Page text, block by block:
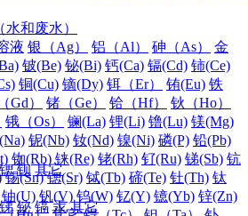
和废水）
液 银（Ag） 铝（Al） 砷（As）
金
铍(Be) 铋(Bi) 钙(Ca) 镉(Cd) 铈(Ce)
铜(Cu) 镝(Dy) 铒（Er） 铕(Eu) 铁
Gd） 锗（Ge） 铪（Hf）
钬（Ho）
锇（Os） 镧(La) 锂(Li) 镥(Lu) 镁(Mg)
铌(Nb) 钕(Nd) 镍(Ni) 磷(P) 铅(Pb)
铷(Rb) 铼(Re) 铑(Rh) 钌(Ru) 锑(Sb) 钪
锡(Sn) 锶(Sr) 铽(Tb) 碲(Te) 钍(Th) 钛
铀(U) 钒(V) 钨(W) 钇(Y) 镱(Yb) 锌(Zn)
锶 钡 其它
锑 铋 镉 汞 其它